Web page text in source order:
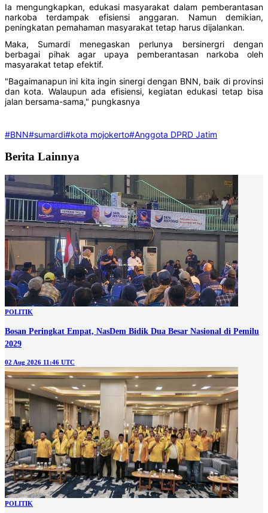
Ia mengungkapkan, edukasi masyarakat dalam pemberantasan
narkoba terdampak efisiensi anggaran. Namun demikian,
peningkatan pemahaman masyarakat tetap harus dijalankan.
Maka, Sumardi menegaskan perlunya bersinergri dengan
berbagai pihak agar upaya pemberantasan narkoba oleh
masyarakat tetap efektif.
"Bagaimanapun ini kita ingin sinergi dengan BNN, baik di provinsi
dan kota. Walaupun ada efisiensi, kegiatan edukasi tetap bisa
jalan bersama-sama," pungkasnya
#BNN#sumardi#kota mojokerto#Anggota DPRD Jatim
Berita Lainnya
POLITIK
Bosan Peringkat Empat, NasDem Bidik Dua Besar Nasional di Pemilu
2029
02 Aug 2026 11:46 UTC
POLITIK